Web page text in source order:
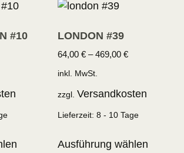
#10 LONDON #39
64,00 €–469,00 €
inkl. MwSt.
zzgl. Versandkosten
Lieferzeit: 8 - 10 Tage
Ausführung wählen